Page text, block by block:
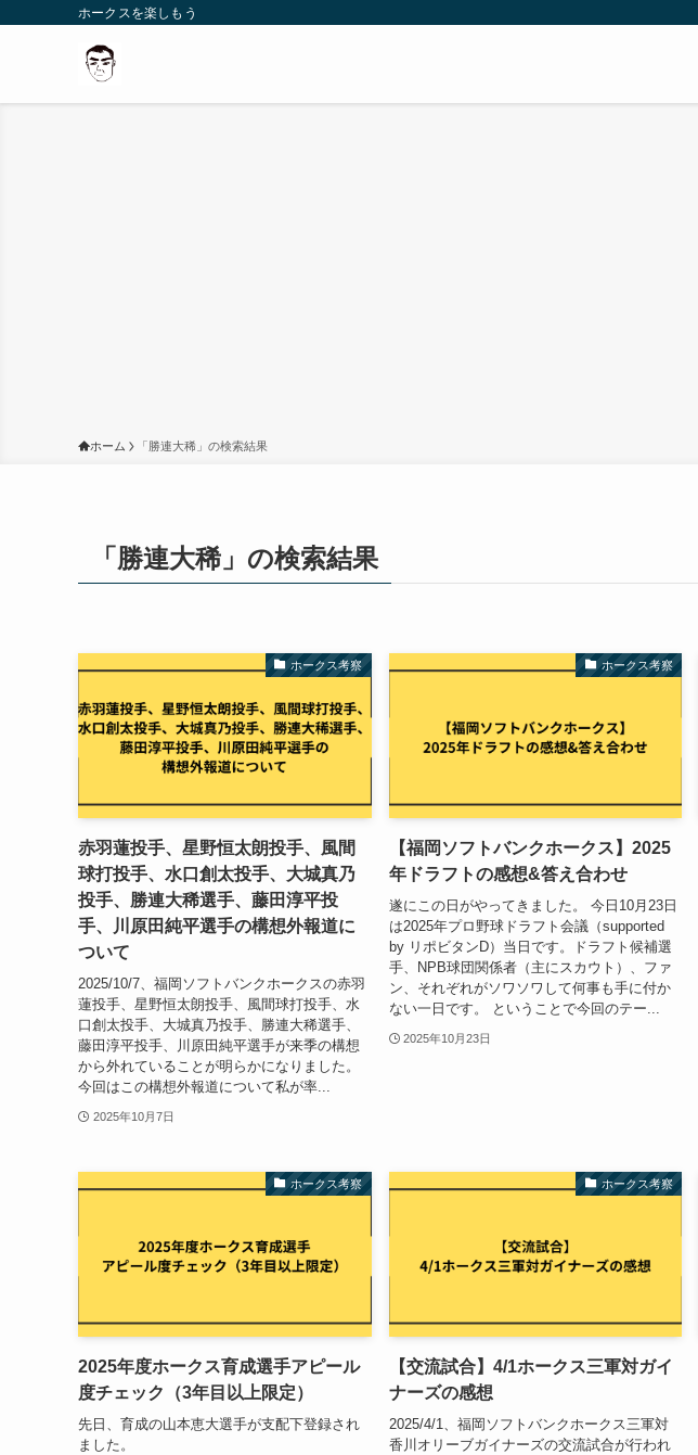
ホークスを楽しもう
ホーム 「勝連大稀」の検索結果
「勝連大稀」の検索結果
ホークス考察
赤羽蓮投手、星野恒太朗投手、風間
球打投手、水口創太投手、大城真乃
投手、勝連大稀選手、藤田淳平投
手、川原田純平選手の構想外報道に
ついて
2025/10/7、福岡ソフトバンクホークスの赤羽
蓮投手、星野恒太朗投手、風間球打投手、水
口創太投手、大城真乃投手、勝連大稀選手、
藤田淳平投手、川原田純平選手が来季の構想
から外れていることが明らかになりました。
今回はこの構想外報道について私が率...
2025年10月7日
ホークス考察
【福岡ソフトバンクホークス】2025
年ドラフトの感想&答え合わせ
遂にこの日がやってきました。 今日10月23日
は2025年プロ野球ドラフト会議（supported
by リポビタンD）当日です。ドラフト候補選
手、NPB球団関係者（主にスカウト）、ファ
ン、それぞれがソワソワして何事も手に付か
ない一日です。 ということで今回のテー...
2025年10月23日
ホークス考察
2025年度ホークス育成選手アピール
度チェック（3年目以上限定）
先日、育成の山本恵大選手が支配下登録され
ました。
ホークス考察
【交流試合】4/1ホークス三軍対ガイ
ナーズの感想
2025/4/1、福岡ソフトバンクホークス三軍対
香川オリーブガイナーズの交流試合が行われ